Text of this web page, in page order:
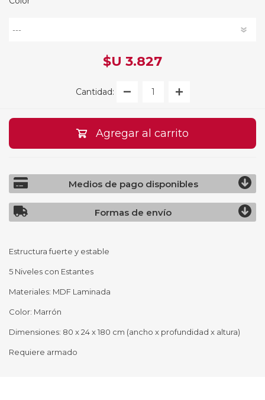
$U 3.827
Cantidad:
Agregar al carrito
Medios de pago disponibles
Formas de envío
Estructura fuerte y estable
5 Niveles con Estantes
Materiales: MDF Laminada
Color: Marrón
Dimensiones: 80 x 24 x 180 cm (ancho x profundidad x altura)
Requiere armado